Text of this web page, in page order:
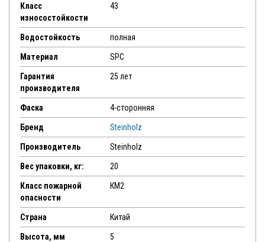
Класс
износостойкости
43
Водостойкость полная
Материал SPC
Гарантия
производителя
25 лет
Фаска 4-сторонняя
Бренд Steinholz
Производитель Steinholz
Вес упаковки, кг: 20
Класс пожарной
опасности
КМ2
Страна Китай
Высота, мм 5